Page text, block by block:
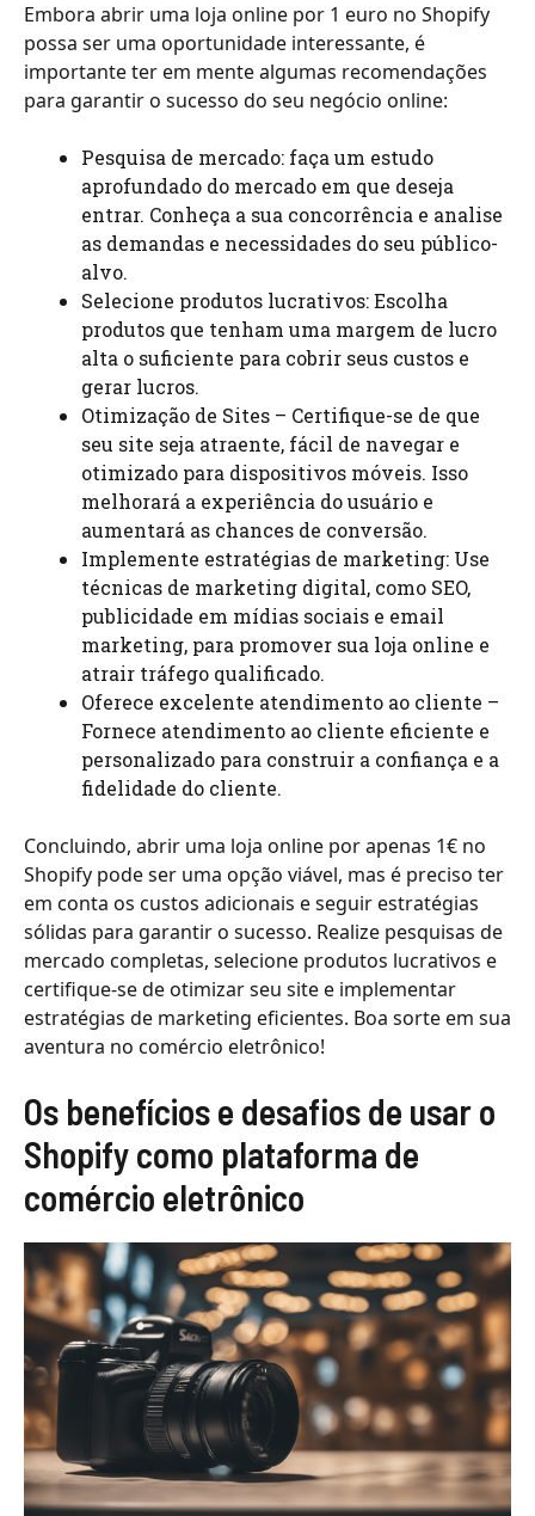
Embora abrir uma loja online por 1 euro no Shopify
possa ser uma oportunidade interessante, é
importante ter em mente algumas recomendações
para garantir o sucesso do seu negócio online:
Pesquisa de mercado: faça um estudo
aprofundado do mercado em que deseja
entrar. Conheça a sua concorrência e analise
as demandas e necessidades do seu público-
alvo.
Selecione produtos lucrativos: Escolha
produtos que tenham uma margem de lucro
alta o suficiente para cobrir seus custos e
gerar lucros.
Otimização de Sites – Certifique-se de que
seu site seja atraente, fácil de navegar e
otimizado para dispositivos móveis. Isso
melhorará a experiência do usuário e
aumentará as chances de conversão.
Implemente estratégias de marketing: Use
técnicas de marketing digital, como SEO,
publicidade em mídias sociais e email
marketing, para promover sua loja online e
atrair tráfego qualificado.
Oferece excelente atendimento ao cliente –
Fornece atendimento ao cliente eficiente e
personalizado para construir a confiança e a
fidelidade do cliente.
Concluindo, abrir uma loja online por apenas 1€ no
Shopify pode ser uma opção viável, mas é preciso ter
em conta os custos adicionais e seguir estratégias
sólidas para garantir o sucesso. Realize pesquisas de
mercado completas, selecione produtos lucrativos e
certifique-se de otimizar seu site e implementar
estratégias de marketing eficientes. Boa sorte em sua
aventura no comércio eletrônico!
Os benefícios e desafios de usar o
Shopify como plataforma de
comércio eletrônico